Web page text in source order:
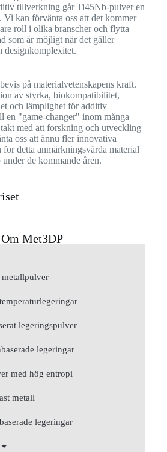
tillverkning går Ti45Nb-pulver en
kan förvänta oss att det kommer
roll i olika branscher och flytta
som är möjligt när det gäller
designkomplexitet.
på materialvetenskapens kraft.
av styrka, biokompatibilitet,
och lämplighet för additiv
en "game-changer" inom många
med att forskning och utveckling
oss att ännu fler innovativa
för detta anmärkningsvärda material
de kommande åren.
Om Met3DP
legeringspulver
legeringar
med hög entropi
metall
legeringar